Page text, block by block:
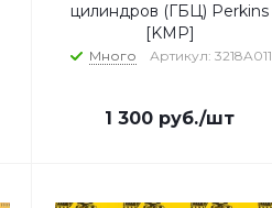
цилиндров (ГБЦ) Perkins
[KMP]
Много Артикул: 3218A011
1 300 руб./шт